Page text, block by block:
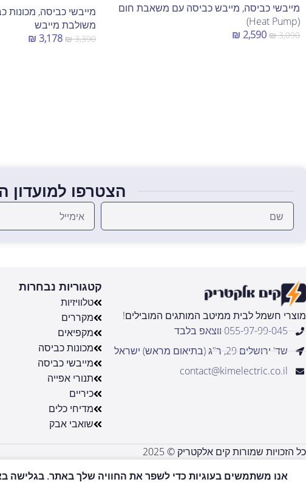
מייבשי כביסה, מייבש כביסה עם משאבת חום
(Heat Pump)
₪3,090
₪ 2,590
מייבשי כביסה, מכונות
משולבת מייבש
₪3,390
₪ 3,178
הצטרפו למועדון
מוצרי חשמל לבית ממיטב המותגים המובילים!
055-97-99-045 ווצאפ בלבד
שד' ירושלים 29, ר"ג (בתיאום מראש) ישראל
contact@kimelectric.co.il
קטגוריות נבחרות
טלוויזיות
מקררים
מקפיאים
מכונות כביסה
מייבשי כביסה
תנורי אפייה
כיריים
מדיחי כלים
שואבי אבק
כל הזכויות שמורות קים אלקטריק © 2025
אנו משתמשים בעוגיות כדי לשפר את החוויה שלך באתר. בגלישה